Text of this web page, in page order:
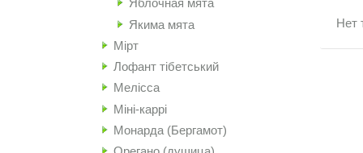
Яблочная мята
Якима мята
Мірт
Лофант тібетський
Мелісса
Міні-каррі
Монарда (Бергамот)
Нет